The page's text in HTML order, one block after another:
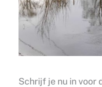
Schrijf je nu in voor